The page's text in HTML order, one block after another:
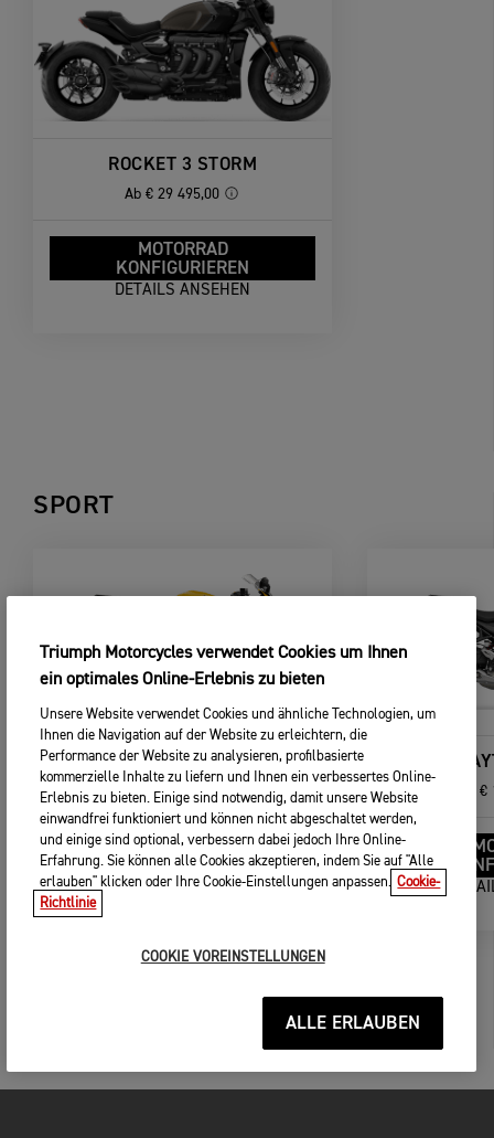
ROCKET 3 STORM
Ab € 29 495,00
MOTORRAD
KONFIGURIEREN
DETAILS ANSEHEN
SPORT
NEU DAYTONA 660
Ab € 11 295,00
MOTORRAD
KONFIGURIEREN
DETAILS ANSEHEN
€
Triumph Motorcycles verwendet Cookies um Ihnen
ein optimales Online-Erlebnis zu bieten
Unsere Website verwendet Cookies und ähnliche Technologien, um
Ihnen die Navigation auf der Website zu erleichtern, die
Performance der Website zu analysieren, profilbasierte
kommerzielle Inhalte zu liefern und Ihnen ein verbessertes Online-
Erlebnis zu bieten. Einige sind notwendig, damit unsere Website
einwandfrei funktioniert und können nicht abgeschaltet werden,
und einige sind optional, verbessern dabei jedoch Ihre Online-
Erfahrung. Sie können alle Cookies akzeptieren, indem Sie auf "Alle
erlauben" klicken oder Ihre Cookie-Einstellungen anpassen. Cookie-
Richtlinie
COOKIE VOREINSTELLUNGEN
ALLE ERLAUBEN